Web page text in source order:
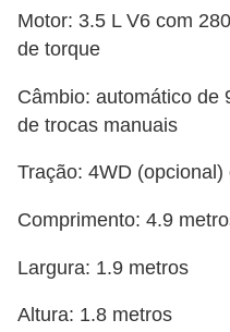
Motor: 3.5 L V6 com
de torque
Câmbio: automático de
de trocas manuais
Tração: 4WD
Comprimento: 4.9
Largura: 1.9 metros
Altura: 1.8 metros